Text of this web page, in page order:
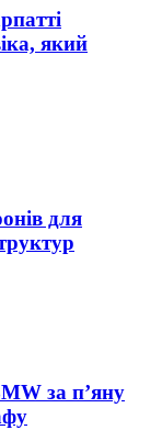
який
для
за п’яну